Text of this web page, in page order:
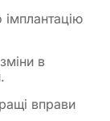
в
вправи